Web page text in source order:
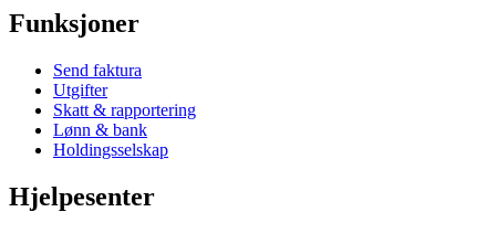
Funksjoner
Send faktura
Utgifter
Skatt & rapportering
Lønn & bank
Holdingsselskap
Hjelpesenter